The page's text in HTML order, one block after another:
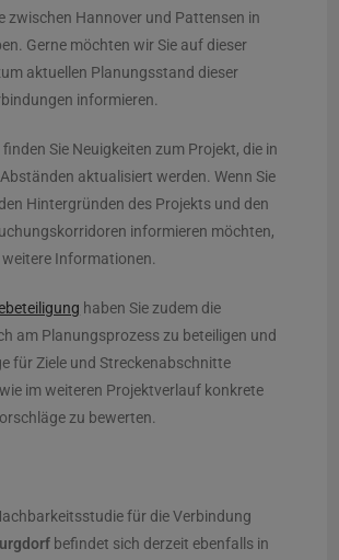
zwischen Hannover und Pattensen in
Gerne möchten wir Sie auf dieser
aktuellen Planungsstand dieser
informieren.
Sie Neuigkeiten zum Projekt, die in
aktualisiert werden. Wenn Sie
Hintergründen des Projekts und den
informieren möchten,
weitere Informationen.
haben Sie zudem die
am Planungsprozess zu beteiligen und
für Ziele und Streckenabschnitte
im weiteren Projektverlauf konkrete
zu bewerten.
für die Verbindung
befindet sich derzeit ebenfalls in